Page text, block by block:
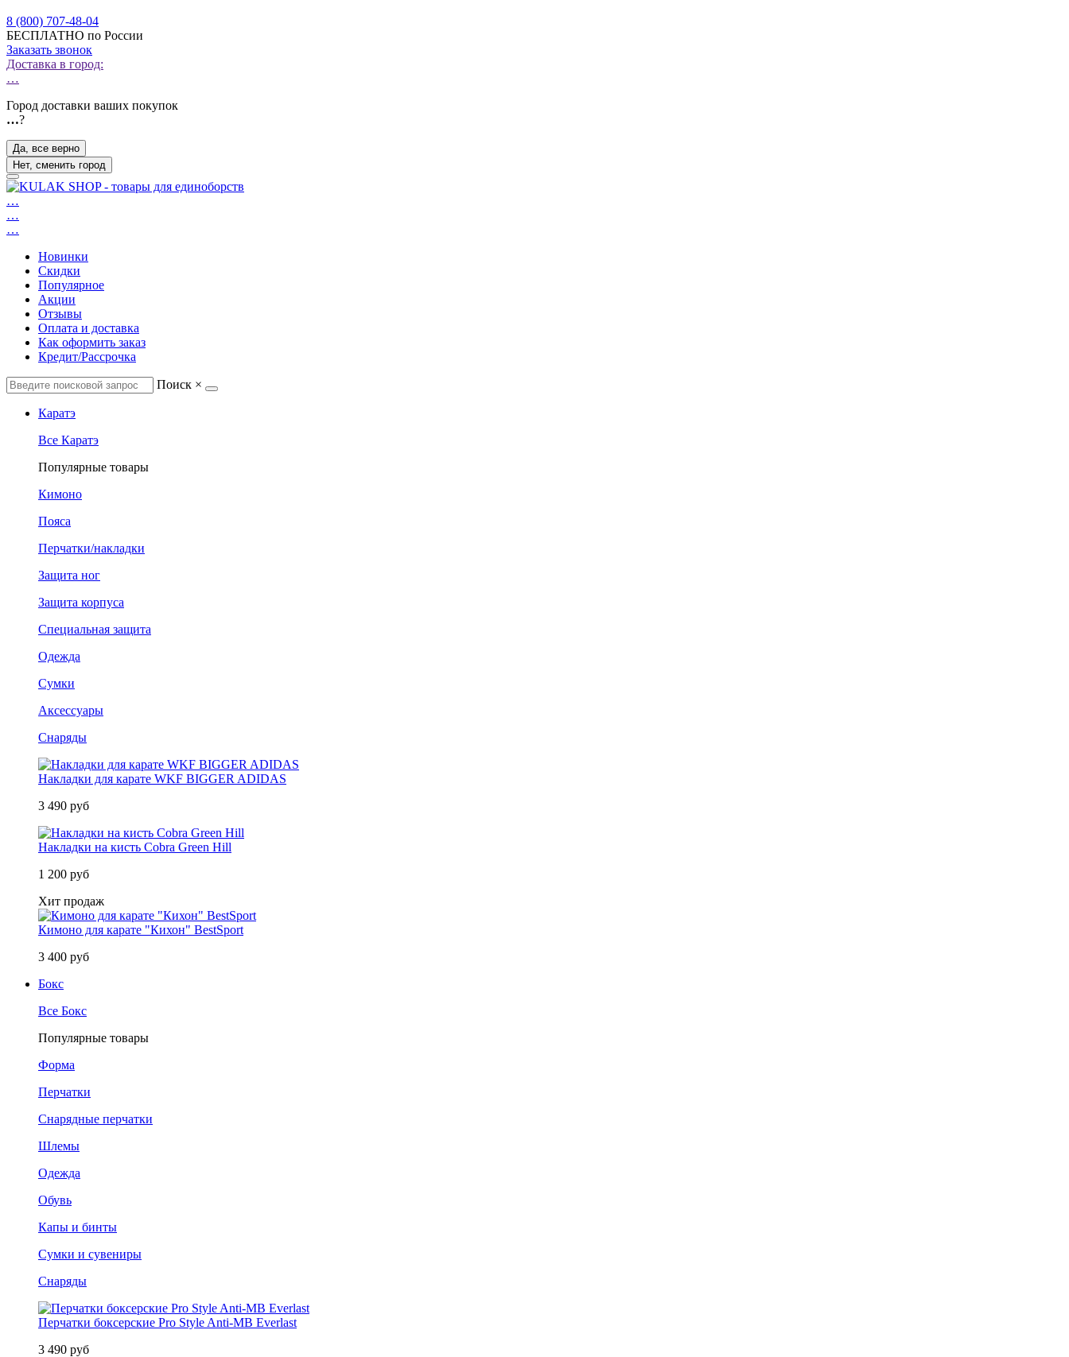
8 (800) 707-48-04
БЕСПЛАТНО по России
Заказать звонок
Доставка в город:
…
Город доставки ваших покупок
…?
Да, все верно
Нет, сменить город
…
…
…
Новинки
Скидки
Популярное
Акции
Отзывы
Оплата и доставка
Как оформить заказ
Кредит/Рассрочка
Поиск ×
Каратэ
Все Каратэ
Популярные товары
Кимоно
Пояса
Перчатки/накладки
Защита ног
Защита корпуса
Специальная защита
Одежда
Сумки
Аксессуары
Снаряды
Накладки для карате WKF BIGGER ADIDAS
3 490 руб
Накладки на кисть Cobra Green Hill
1 200 руб
Хит продаж
Кимоно для карате "Кихон" BestSport
3 400 руб
Бокс
Все Бокс
Популярные товары
Форма
Перчатки
Снарядные перчатки
Шлемы
Одежда
Обувь
Капы и бинты
Сумки и сувениры
Снаряды
Перчатки боксерские Pro Style Anti-MB Everlast
3 490 руб